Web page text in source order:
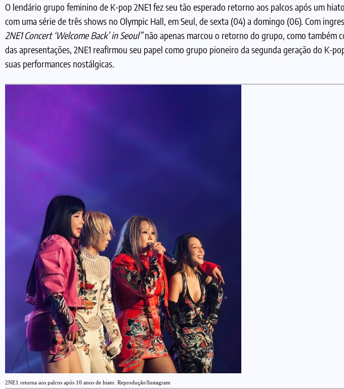
O lendário grupo feminino de K-pop 2NE1 fez seu tão esperado retorno aos palcos após um
com uma série de três shows no Olympic Hall, em Seul, de sexta (04) a domingo (06). Com
2NE1 Concert ‘Welcome Back’ in Seoul”não apenas marcou o retorno do grupo, como também
das apresentações, 2NE1 reafirmou seu papel como grupo pioneiro da segunda geração do K-
suas performances nostálgicas.
2NE1 retorna aos palcos após 10 anos de hiato. Reprodução/Instagram